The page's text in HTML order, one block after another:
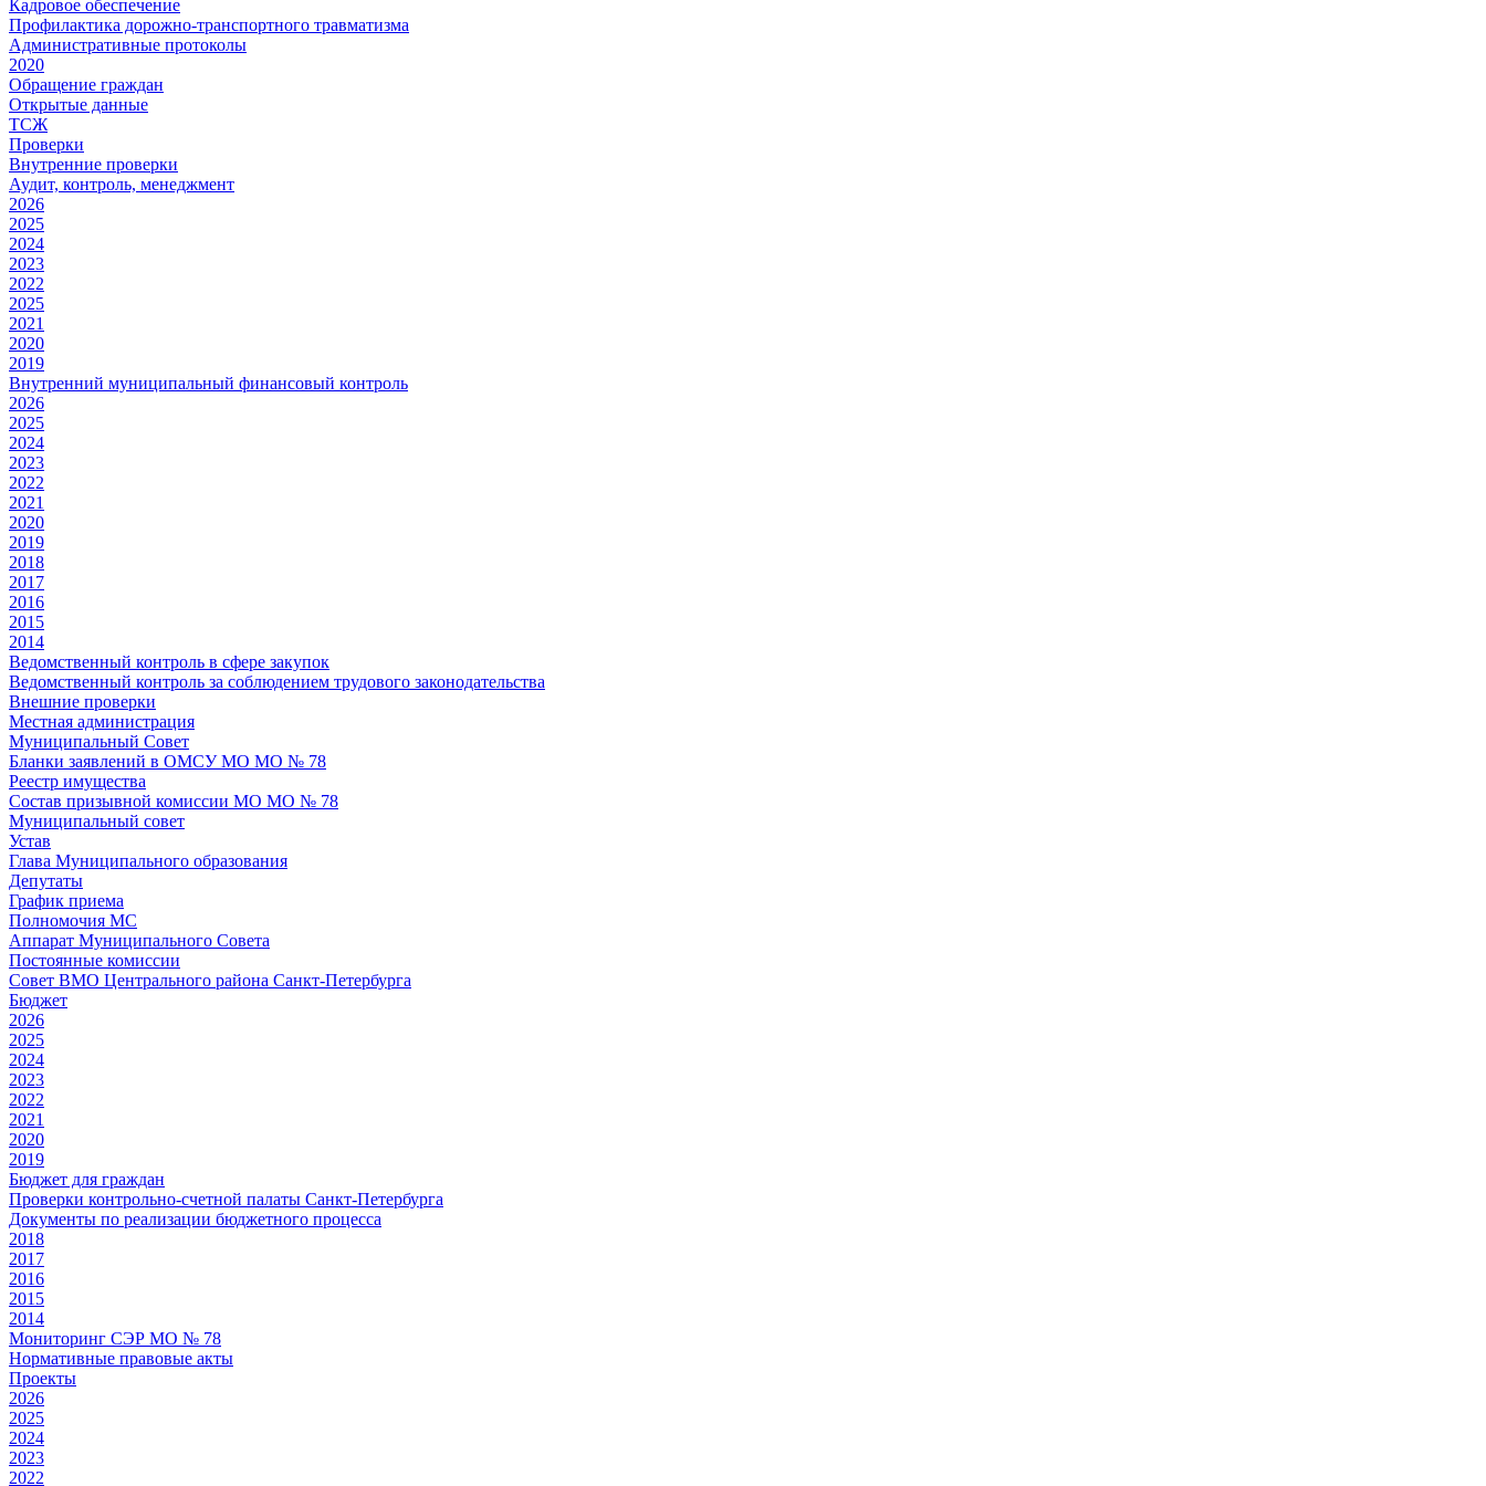
Кадровое обеспечение
Профилактика дорожно-транспортного травматизма
Административные протоколы
2020
Обращение граждан
Открытые данные
ТСЖ
Проверки
Внутренние проверки
Аудит, контроль, менеджмент
2026
2025
2024
2023
2022
2025
2021
2020
2019
Внутренний муниципальный финансовый контроль
2026
2025
2024
2023
2022
2021
2020
2019
2018
2017
2016
2015
2014
Ведомственный контроль в сфере закупок
Ведомственный контроль за соблюдением трудового законодательства
Внешние проверки
Местная администрация
Муниципальный Совет
Бланки заявлений в ОМСУ МО МО № 78
Реестр имущества
Состав призывной комиссии МО МО № 78
Муниципальный совет
Устав
Глава Муниципального образования
Депутаты
График приема
Полномочия МС
Аппарат Муниципального Совета
Постоянные комиссии
Совет ВМО Центрального района Санкт-Петербурга
Бюджет
2026
2025
2024
2023
2022
2021
2020
2019
Бюджет для граждан
Проверки контрольно-счетной палаты Санкт-Петербурга
Документы по реализации бюджетного процесса
2018
2017
2016
2015
2014
Мониторинг СЭР МО № 78
Нормативные правовые акты
Проекты
2026
2025
2024
2023
2022